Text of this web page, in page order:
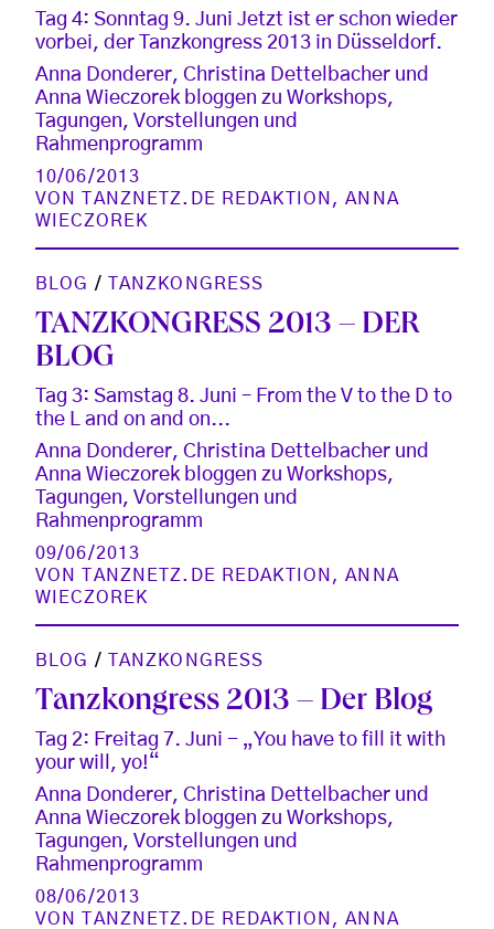
Tag 4: Sonntag 9. Juni Jetzt ist er schon wieder
vorbei, der Tanzkongress 2013 in Düsseldorf.
Anna Donderer, Christina Dettelbacher und
Anna Wieczorek bloggen zu Workshops,
Tagungen, Vorstellungen und
Rahmenprogramm
10/06/2013
VON
TANZNETZ.DE REDAKTION ,ANNA
WIECZOREK
BLOG / TANZKONGRESS
TANZKONGRESS 2013 – DER
BLOG
Tag 3: Samstag 8. Juni – From the V to the D to
the L and on and on...
Anna Donderer, Christina Dettelbacher und
Anna Wieczorek bloggen zu Workshops,
Tagungen, Vorstellungen und
Rahmenprogramm
09/06/2013
VON
TANZNETZ.DE REDAKTION ,ANNA
WIECZOREK
BLOG / TANZKONGRESS
Tanzkongress 2013 – Der Blog
Tag 2: Freitag 7. Juni - „You have to fill it with
your will, yo!“
Anna Donderer, Christina Dettelbacher und
Anna Wieczorek bloggen zu Workshops,
Tagungen, Vorstellungen und
Rahmenprogramm
08/06/2013
VON
TANZNETZ.DE REDAKTION ,ANNA